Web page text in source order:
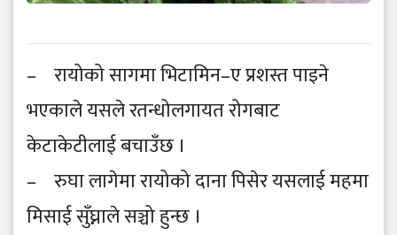
– रायोको सागमा भिटामिन–ए प्रशस्त पाइने
भएकाले यसले रतन्धोलगायत रोगबाट
केटाकेटीलाई बचाउँछ ।
– रुघा लागेमा रायोको दाना पिसेर यसलाई महमा
मिसाई सुँघ्नाले सञ्चो हुन्छ ।